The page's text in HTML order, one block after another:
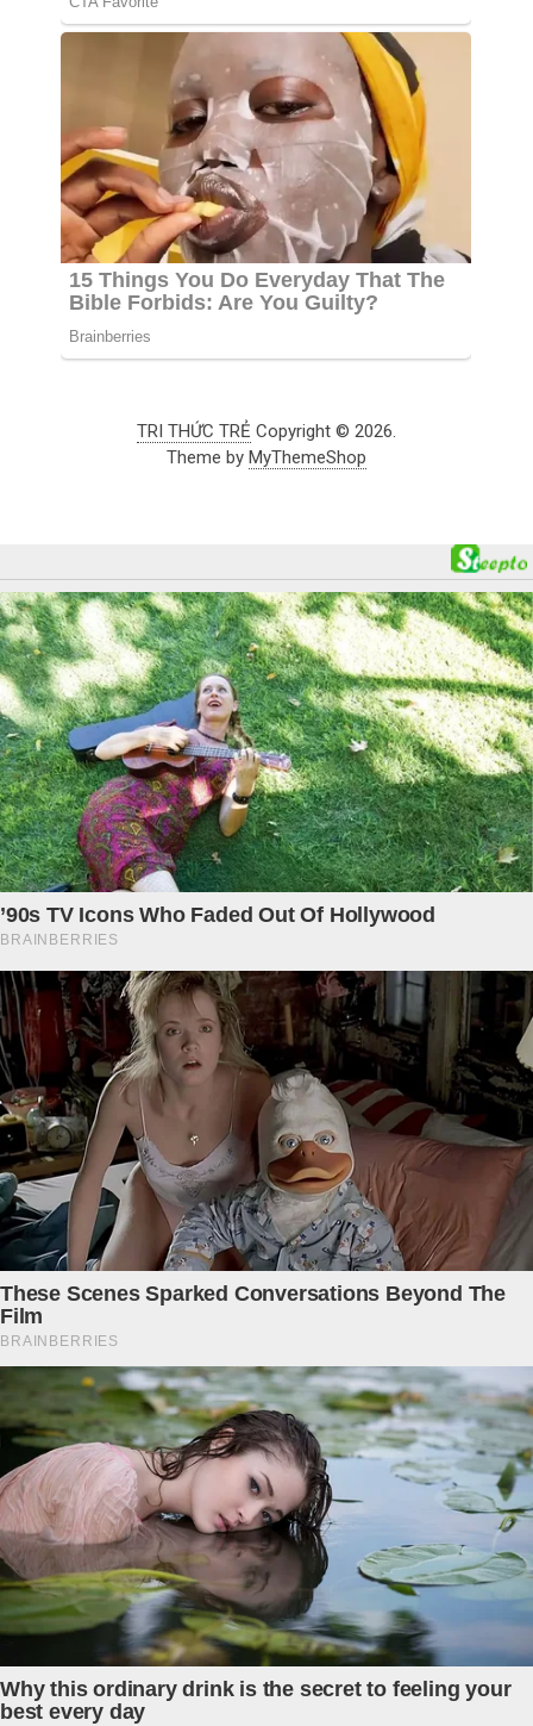
TRI THỨC TRẺ Copyright © 2026.
Theme by MyThemeShop